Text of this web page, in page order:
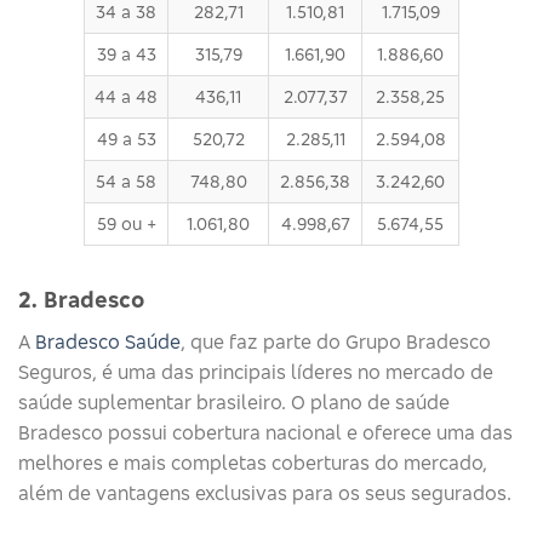
34 a 38 282,71 1.510,81 1.715,09
39 a 43 315,79 1.661,90 1.886,60
44 a 48 436,11 2.077,37 2.358,25
49 a 53 520,72 2.285,11 2.594,08
54 a 58 748,80 2.856,38 3.242,60
59 ou + 1.061,80 4.998,67 5.674,55
2. Bradesco
A Bradesco Saúde, que faz parte do Grupo Bradesco
Seguros, é uma das principais líderes no mercado de
saúde suplementar brasileiro. O plano de saúde
Bradesco possui cobertura nacional e oferece uma das
melhores e mais completas coberturas do mercado,
além de vantagens exclusivas para os seus segurados.